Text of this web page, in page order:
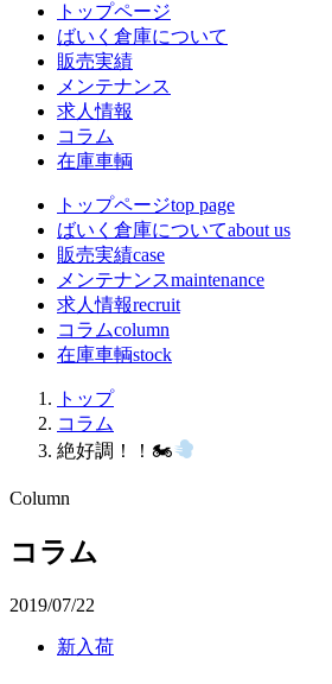
トップページ
ばいく倉庫について
販売実績
メンテナンス
求人情報
コラム
在庫車輌
トップページtop page
ばいく倉庫についてabout us
販売実績case
メンテナンスmaintenance
求人情報recruit
コラムcolumn
在庫車輌stock
トップ
コラム
絶好調！！🏍
Column
コラム
2019/07/22
新入荷